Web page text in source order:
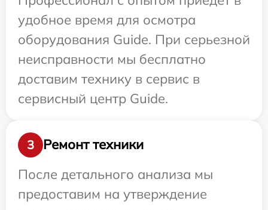
удобное время для осмотра
оборудования Guide. При серьезной
неисправности мы бесплатно
доставим технику в сервис в
сервисный центр Guide.
3
Ремонт техники
После детального анализа мы
предоставим на утверждение